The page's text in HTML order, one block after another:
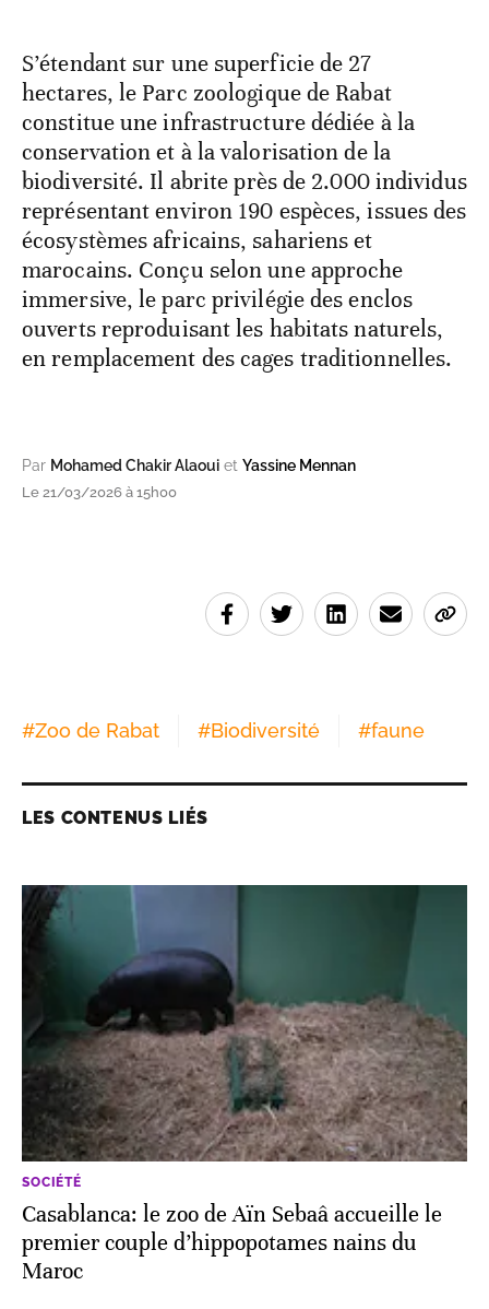
S’étendant sur une superficie de 27
hectares, le Parc zoologique de Rabat
constitue une infrastructure dédiée à la
conservation et à la valorisation de la
biodiversité. Il abrite près de 2.000 individus
représentant environ 190 espèces, issues des
écosystèmes africains, sahariens et
marocains. Conçu selon une approche
immersive, le parc privilégie des enclos
ouverts reproduisant les habitats naturels,
en remplacement des cages traditionnelles.
Par Mohamed Chakir Alaoui et Yassine Mennan
Le 21/03/2026 à 15h00
#Zoo de Rabat #Biodiversité #faune
LES CONTENUS LIÉS
SOCIÉTÉ
Casablanca: le zoo de Aïn Sebaâ accueille le
premier couple d’hippopotames nains du
Maroc